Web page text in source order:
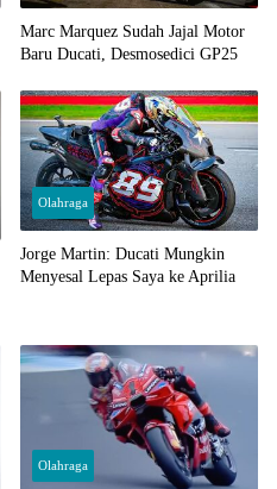
Marc Marquez Sudah Jajal Motor
Baru Ducati, Desmosedici GP25
Olahraga
Jorge Martin: Ducati Mungkin
Menyesal Lepas Saya ke Aprilia
Olahraga